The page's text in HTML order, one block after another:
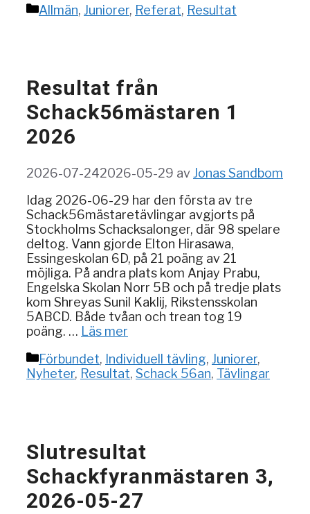
Kategorier
Allmän, Juniorer, Referat, Resultat
Resultat från
Schack56mästaren 1
2026
2026-07-242026-05-29 avJonas Sandbom
Idag 2026-06-29 har den första av tre
Schack56mästaretävlingar avgjorts på
Stockholms Schacksalonger, där 98 spelare
deltog. Vann gjorde Elton Hirasawa,
Essingeskolan 6D, på 21 poäng av 21
möjliga. På andra plats kom Anjay Prabu,
Engelska Skolan Norr 5B och på tredje plats
kom Shreyas Sunil Kaklij, Rikstensskolan
5ABCD. Både tvåan och trean tog 19
poäng. … Läs mer
Kategorier
Förbundet, Individuell tävling, Juniorer,
Nyheter, Resultat, Schack 56an, Tävlingar
Slutresultat
Schackfyranmästaren 3,
2026-05-27